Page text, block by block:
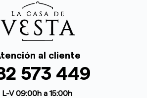
al cliente
573 449
L-V 09:00h a 15:00h